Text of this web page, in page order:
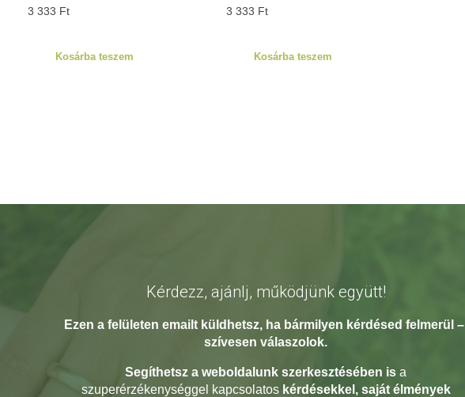
3 333 Ft
Kosárba teszem
3 333 Ft
Kosárba teszem
Kérdezz, ajánlj, működjünk együtt!
Ezen a felületen emailt küldhetsz, ha bármilyen kérdésed felmerül –
szívesen válaszolok.
Segíthetsz a weboldalunk szerkesztésében is a
szuperérzékenységgel kapcsolatos kérdésekkel, saját élmények